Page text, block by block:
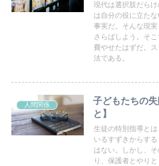
現代は選択肢だら
は自分の役に立た
事実だ。そんな現
さらばしよう。そ
費やせたはずだ。
法である。
人間関係
子どもたちの
と】
生徒の特別指導と
いるすずきからす
はない。しかし、
り、保護者とやり